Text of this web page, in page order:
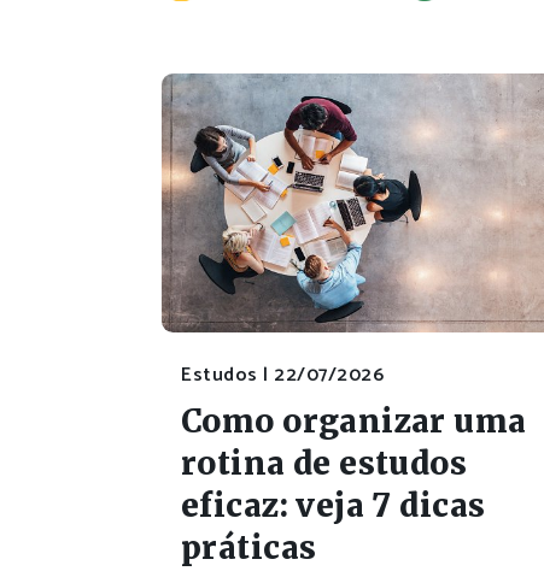
Estudos | 22/07/2026
Como organizar uma
rotina de estudos
eficaz: veja 7 dicas
práticas